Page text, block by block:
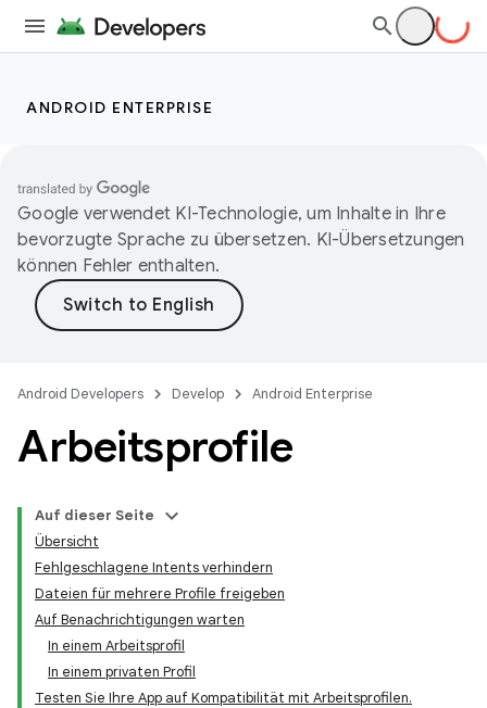
ANDROID ENTERPRISE
Google verwendet KI-Technologie, um Inhalte in Ihre
bevorzugte Sprache zu übersetzen. KI-Übersetzungen
können Fehler enthalten.
Android Developers Develop Android Enterprise
Arbeitsprofile
Auf dieser Seite
Übersicht
Fehlgeschlagene Intents verhindern
Dateien für mehrere Profile freigeben
Auf Benachrichtigungen warten
In einem Arbeitsprofil
In einem privaten Profil
Testen Sie Ihre App auf Kompatibilität mit Arbeitsprofilen.